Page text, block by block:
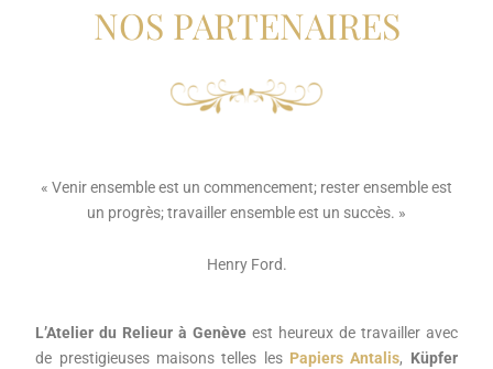
NOS PARTENAIRES
« Venir ensemble est un commencement; rester ensemble est
un progrès; travailler ensemble est un succès. »
Henry Ford.
L’Atelier du Relieur à Genève est heureux de travailler avec
de prestigieuses maisons telles les Papiers Antalis, Küpfer